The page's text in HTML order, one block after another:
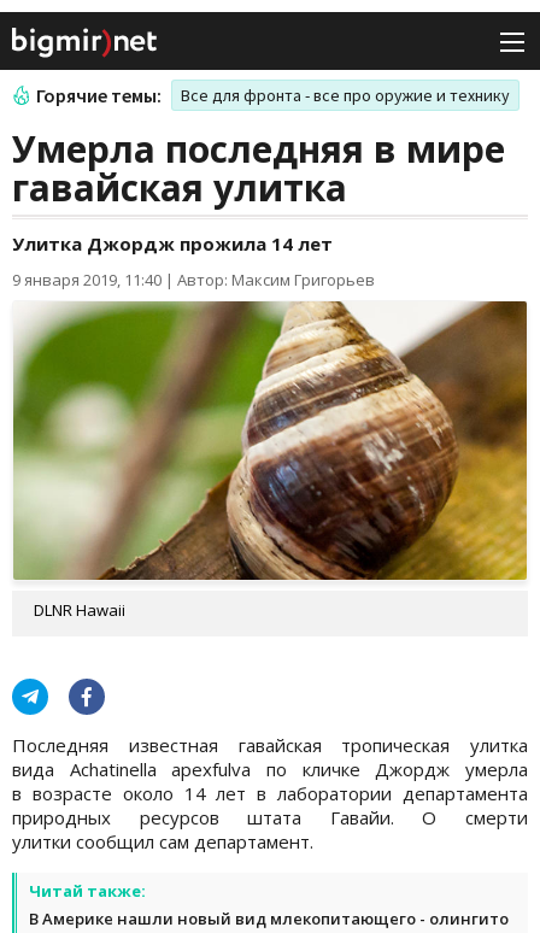
Горячие темы: Все для фронта - все про оружие и технику
Умерла последняя в мире
гавайская улитка
Улитка Джордж прожила 14 лет
9 января 2019, 11:40 | Автор: Максим Григорьев
DLNR Hawaii
Последняя известная гавайская тропическая улитка
вида Achatinella apexfulva по кличке Джордж умерла
в возрасте около 14 лет в лаборатории департамента
природных ресурсов штата Гавайи. О смерти
улитки сообщил сам департамент.
Читай также:
В Америке нашли новый вид млекопитающего - олингито